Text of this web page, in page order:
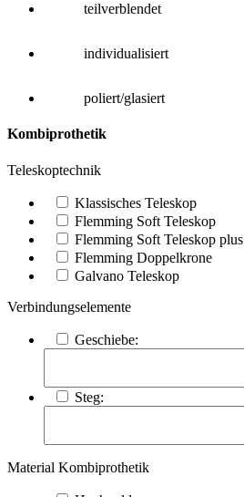
teilverblendet
individualisiert
poliert/glasiert
Kombiprothetik
Teleskoptechnik
Klassisches Teleskop
Flemming Soft Teleskop
Flemming Soft Teleskop plus
Flemming Doppelkrone
Galvano Teleskop
Verbindungselemente
Geschiebe:
Steg:
Material Kombiprothetik